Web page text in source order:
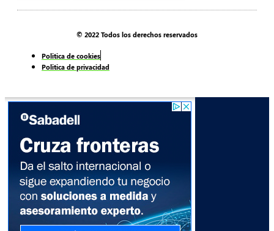
© 2022 Todos los derechos reservados
Politica de cookies
Politica de privacidad